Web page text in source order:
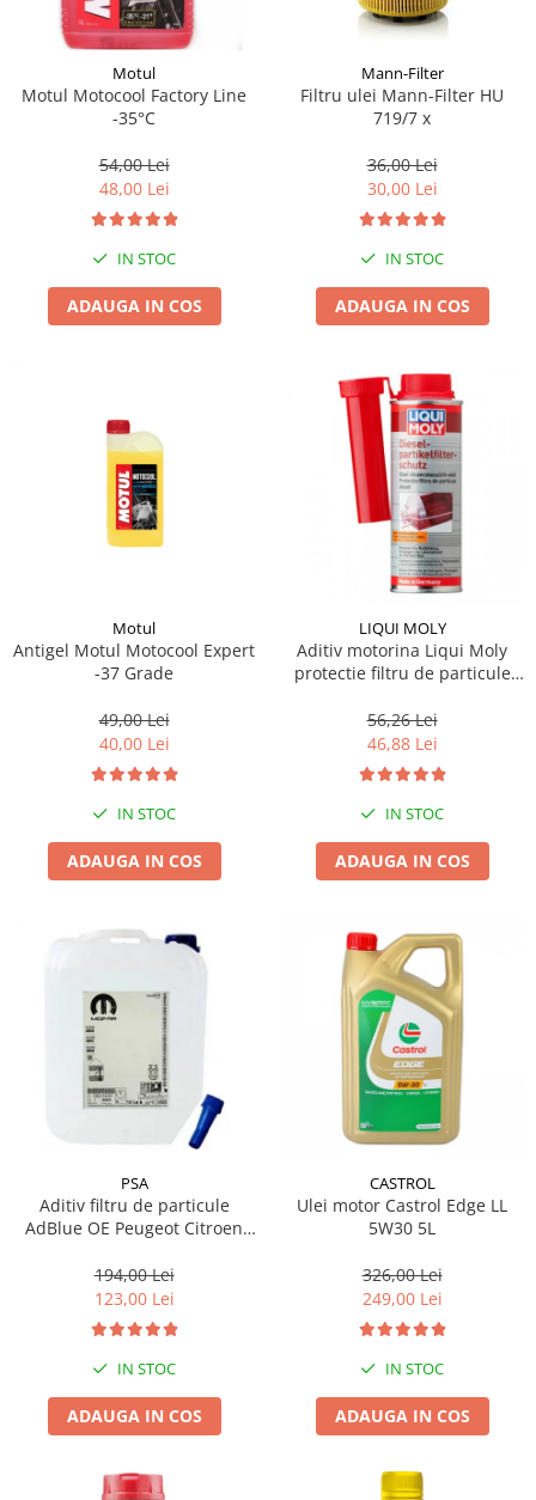
Motul
Motul Motocool Factory Line
-35°C
54,00 Lei
48,00 Lei
IN STOC
ADAUGA IN COS
Mann-Filter
Filtru ulei Mann-Filter HU
719/7 x
36,00 Lei
30,00 Lei
IN STOC
ADAUGA IN COS
Motul
Antigel Motul Motocool Expert
-37 Grade
49,00 Lei
40,00 Lei
IN STOC
ADAUGA IN COS
LIQUI MOLY
Aditiv motorina Liqui Moly
protectie filtru de particule
56,26 Lei
46,88 Lei
IN STOC
ADAUGA IN COS
PSA
Aditiv filtru de particule
AdBlue OE Peugeot Citroen
194,00 Lei
123,00 Lei
IN STOC
ADAUGA IN COS
CASTROL
Ulei motor Castrol Edge LL
5W30 5L
326,00 Lei
249,00 Lei
IN STOC
ADAUGA IN COS